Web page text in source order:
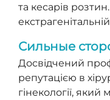
та кесарів
Сильные
Досвідчений
репутацією в
гінекології,